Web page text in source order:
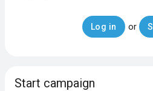
Log in or
Start campaign